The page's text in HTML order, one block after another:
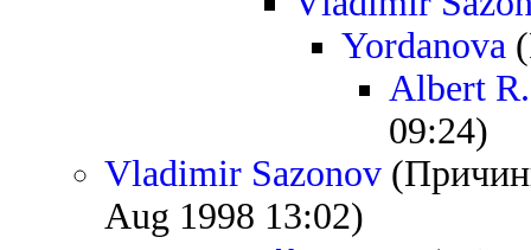
Yordanova
Albert
09:24)
Vladimir Sazonov
Aug 1998 13:02)